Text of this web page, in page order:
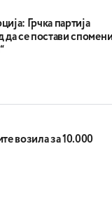
Грчка партија
се постави
возила за 10.000